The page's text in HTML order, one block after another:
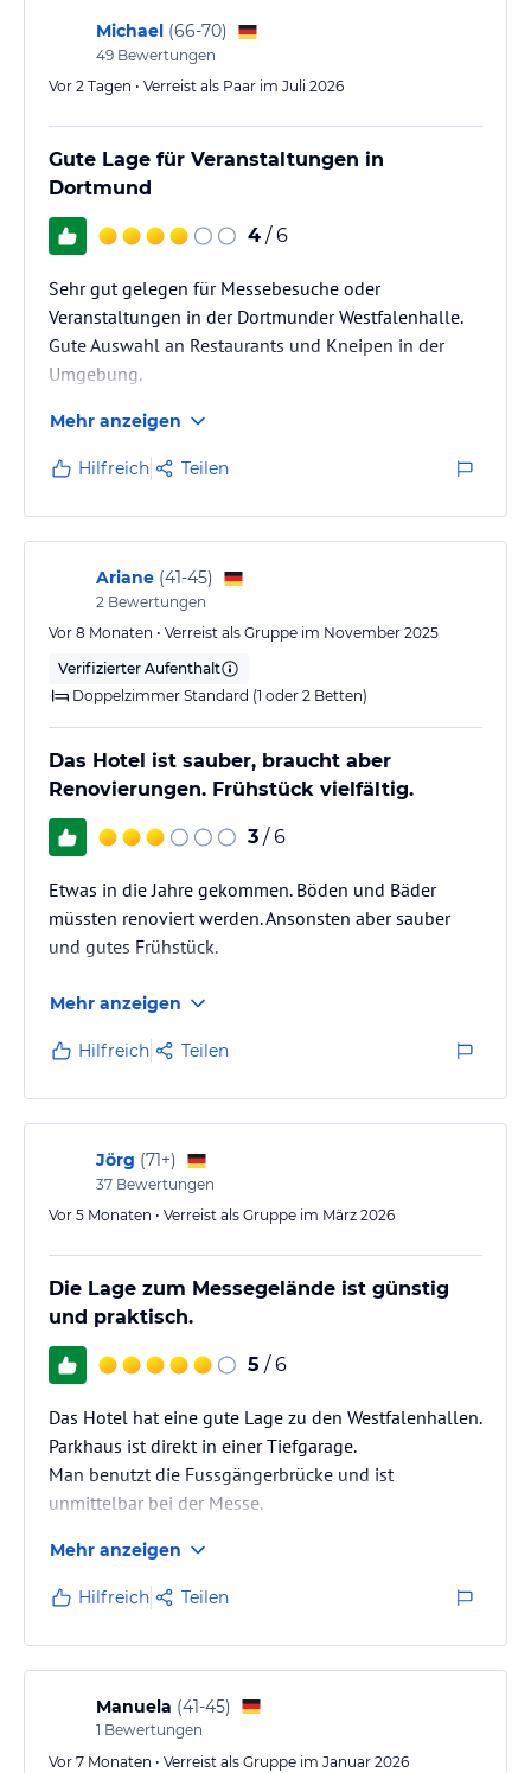
Hinweis: Allgemeine und unverbindliche
Hoteliers-/Veranstalter-/Kataloginformationen. Alle Angaben
lies vor der Buchung die verbindlichen Angebotsdetailsdes
jeweiligen Veranstalters.
Michael (66-70)
49 Bewertungen
Vor 2 Tagen • Verreist als Paar im Juli 2026
Gute Lage für Veranstaltungen in
Dortmund
4 / 6
Sehr gut gelegen für Messebesuche oder
Veranstaltungen in der Dortmunder Westfalenhalle.
Gute Auswahl an Restaurants und Kneipen in der
Umgebung.
Mehr anzeigen
Hilfreich Teilen
Ariane (41-45)
2 Bewertungen
Vor 8 Monaten • Verreist als Gruppe im November 2025
Verifizierter Aufenthalt
Doppelzimmer Standard (1 oder 2 Betten)
Das Hotel ist sauber, braucht aber
Renovierungen. Frühstück vielfältig.
3 / 6
Etwas in die Jahre gekommen. Böden und Bäder
müssten renoviert werden. Ansonsten aber sauber
und gutes Frühstück.
Mehr anzeigen
Hilfreich Teilen
Jörg (71+)
37 Bewertungen
Vor 5 Monaten • Verreist als Gruppe im März 2026
Die Lage zum Messegelände ist günstig
und praktisch.
5 / 6
Das Hotel hat eine gute Lage zu den Westfalenhallen.
Parkhaus ist direkt in einer Tiefgarage.
Man benutzt die Fussgängerbrücke und ist
unmittelbar bei der Messe.
Mehr anzeigen
Hilfreich Teilen
Manuela (41-45)
1 Bewertungen
Vor 7 Monaten • Verreist als Gruppe im Januar 2026